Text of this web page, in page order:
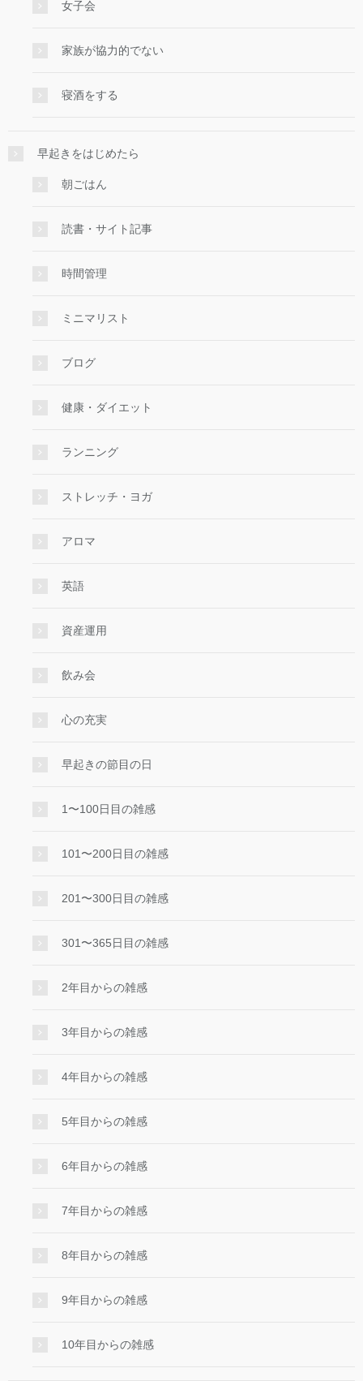
女子会
家族が協力的でない
寝酒をする
早起きをはじめたら
朝ごはん
読書・サイト記事
時間管理
ミニマリスト
ブログ
健康・ダイエット
ランニング
ストレッチ・ヨガ
アロマ
英語
資産運用
飲み会
心の充実
早起きの節目の日
1〜100日目の雑感
101〜200日目の雑感
201〜300日目の雑感
301〜365日目の雑感
2年目からの雑感
3年目からの雑感
4年目からの雑感
5年目からの雑感
6年目からの雑感
7年目からの雑感
8年目からの雑感
9年目からの雑感
10年目からの雑感